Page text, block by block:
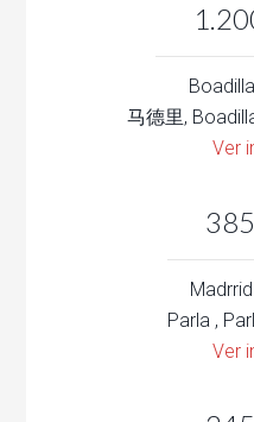
马德里,
Ver
Parla ,
Ver